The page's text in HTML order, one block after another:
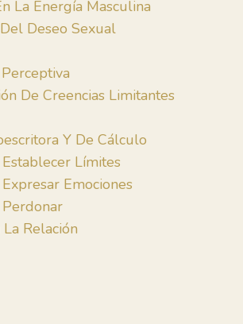
La Energía Masculina
Deseo Sexual
De Creencias Limitantes
Y De Cálculo
Límites
Emociones
Relación